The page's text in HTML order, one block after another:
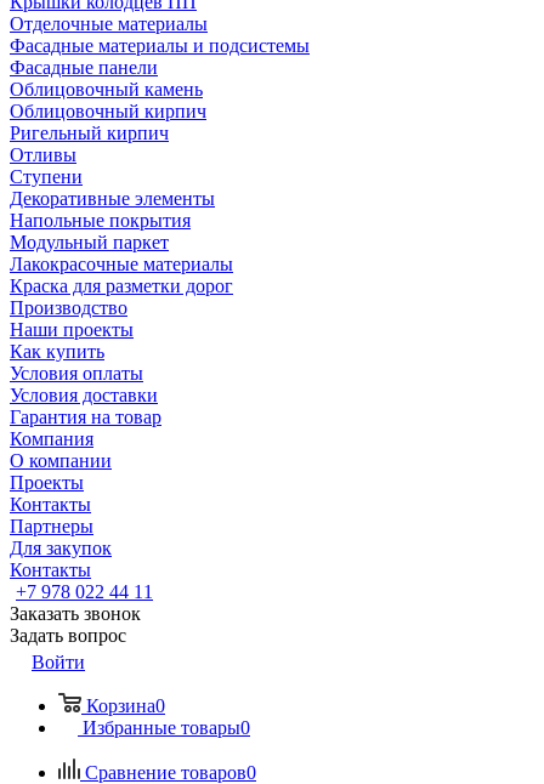
Отделочные материалы
Фасадные материалы и подсистемы
Фасадные панели
Облицовочный камень
Облицовочный кирпич
Ригельный кирпич
Отливы
Ступени
Декоративные элементы
Напольные покрытия
Модульный паркет
Лакокрасочные материалы
Краска для разметки дорог
Производство
Наши проекты
Как купить
Условия оплаты
Условия доставки
Гарантия на товар
Компания
О компании
Проекты
Контакты
Партнеры
Для закупок
Контакты
+7 978 022 44 11
Заказать звонок
Задать вопрос
Войти
Корзина0
Избранные товары0
Сравнение товаров0